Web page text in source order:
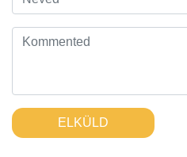
ELKÜLD